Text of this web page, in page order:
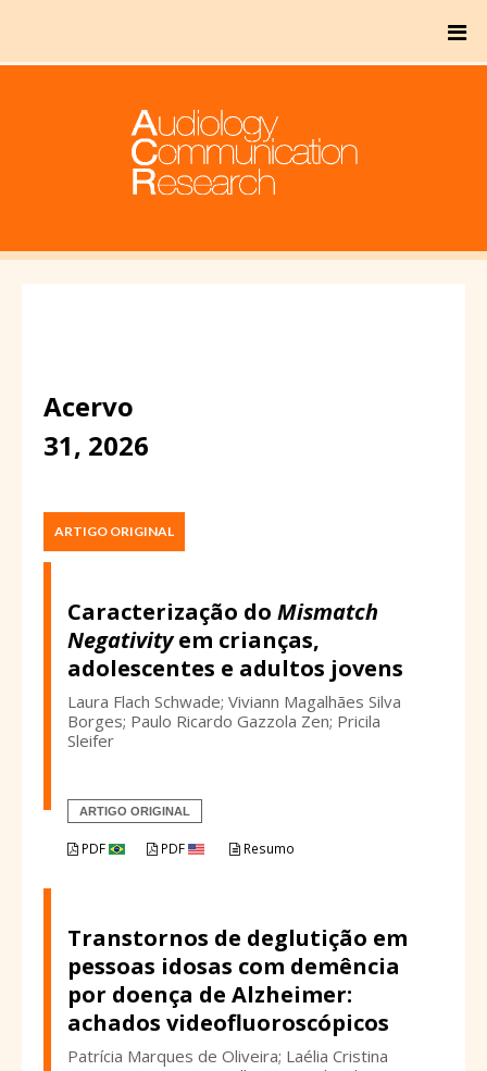
Acervo
31, 2026
ARTIGO ORIGINAL
Caracterização do Mismatch
Negativityem crianças,
adolescentes e adultos jovens
Laura Flach Schwade; Viviann Magalhães Silva
Borges; Paulo Ricardo Gazzola Zen; Pricila
Sleifer
ARTIGO ORIGINAL
PDF PDF Resumo
Transtornos de deglutição em
pessoas idosas com demência
por doença de Alzheimer:
achados videofluoroscópicos
Patrícia Marques de Oliveira; Laélia Cristina